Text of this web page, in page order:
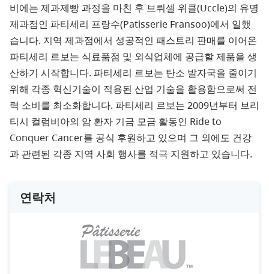
비에는 제과제빵 과정을 마친 후 브뤼셀 위클(Uccle)의 유명
제과점인 파티세리 프랑수(Patisserie Fransoo)에서 일했
습니다. 지역 제과점에서 성공적인 패스트리 판매를 이어온
파티세리 르보는 식료품점 및 외식업체에 공급할 제품을 생
산하기 시작합니다. 파티세리 르보는 탄소 발자국을 줄이기
위해 각종 혁신기술이 적용된 산업 기술을 활용함으로써 전
력 소비를 최소화합니다. 파티세리 르보는 2009년부터 브리
티시 컬럼비아의 암 환자 기금 모금 활동인 Ride to
Conquer Cancer를 공식 후원하고 있으며 그 외에도 건강
과 관련된 각종 지역 사회 행사를 적극 지원하고 있습니다.
연락처